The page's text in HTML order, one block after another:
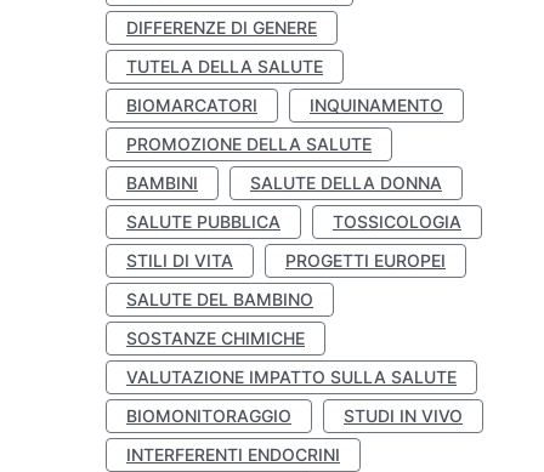
DIFFERENZE DI GENERE
TUTELA DELLA SALUTE
BIOMARCATORI
INQUINAMENTO
PROMOZIONE DELLA SALUTE
BAMBINI
SALUTE DELLA DONNA
SALUTE PUBBLICA
TOSSICOLOGIA
STILI DI VITA
PROGETTI EUROPEI
SALUTE DEL BAMBINO
SOSTANZE CHIMICHE
VALUTAZIONE IMPATTO SULLA SALUTE
BIOMONITORAGGIO
STUDI IN VIVO
INTERFERENTI ENDOCRINI